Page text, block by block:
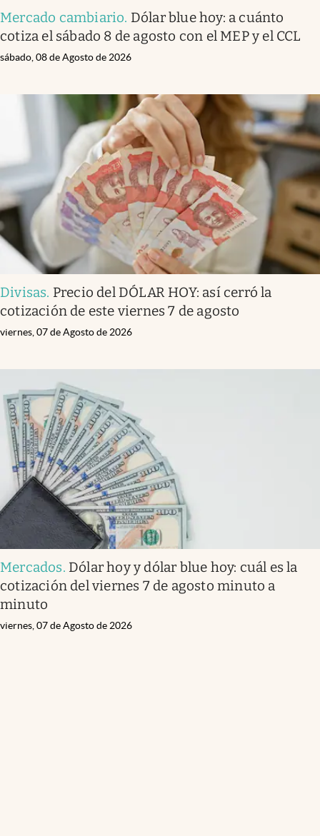
Mercado cambiario. Dólar blue hoy: a cuánto
cotiza el sábado 8 de agosto con el MEP y el CCL
sábado, 08 de Agosto de 2026
Divisas. Precio del DÓLAR HOY: así cerró la
cotización de este viernes 7 de agosto
viernes, 07 de Agosto de 2026
Mercados. Dólar hoy y dólar blue hoy: cuál es la
cotización del viernes 7 de agosto minuto a
minuto
viernes, 07 de Agosto de 2026